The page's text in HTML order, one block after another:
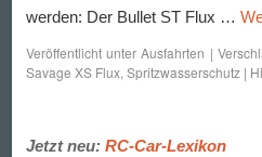
werden: Der Bullet ST Flux …
Veröffentlicht unter Ausfahrten |
Savage XS Flux, Spritzwasserschutz |
Jetzt neu: RC-Car-Lexikon